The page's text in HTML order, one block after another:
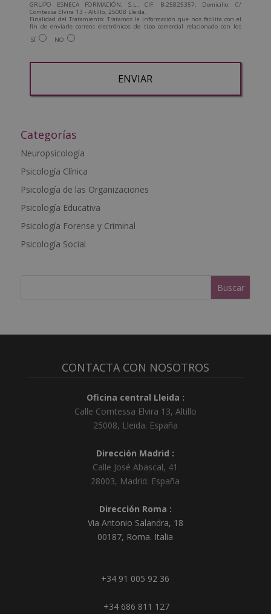
GRUPO ESNECA FORMACIÓN, S.L., CIF: B-25825357, Domicilio: C/
Comtessa Elvira 13 - Altillo, 25008 Lleida.
Finalidad del Tratamiento: Tratamos la información que nos facilita con el
fin de enviarle correos electrónicos de tipo comercial relacionado con los
productos ofrecidos y otros tipo de productos que fueran de su interés.
Legitimación del tratamiento: Consentimiento del interesado.
Para más información consulte nuestra Política de Privacidad.
SÍ NO
t
r
n
a
i
v
e
Categorías
Neuropsicología
Psicología Clínica
Psicología de las Organizaciones
Psicología Educativa
Psicología Forense y Criminal
Psicología Social
CONTACTA CON NOSOTROS
Oficina central Lleida :
Calle Comtessa Elvira 13, Altillo
25008, Lleida. España
Dirección Madrid :
Calle José Abascal, 41
28003, Madrid. España
Dirección Roma :
Via Antonio Salandra, 18
00187, Roma. Italia
+34 91 005 92 36
+34 686 811 127